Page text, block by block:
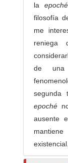
la
filosofía
me
reniega
de una
segunda
epoché
ausente
existencial.